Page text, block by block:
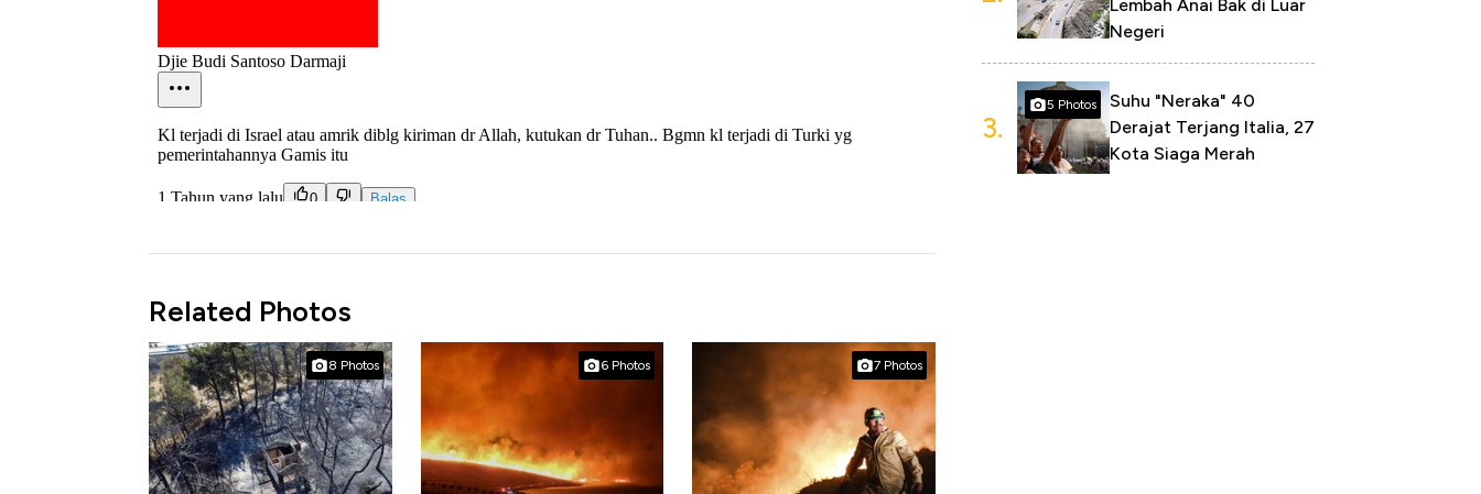
Related Photos
8 Photos 6 Photos 7 Photos
Lembah Anai Bak di Luar
Negeri
3.
5 Photos
Suhu "Neraka" 40
Derajat Terjang Italia, 27
Kota Siaga Merah